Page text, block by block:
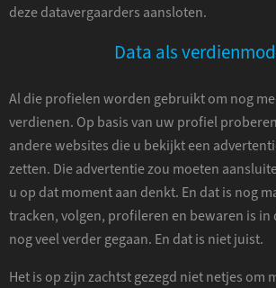
deze datavergaarders aansloten.
Data als
Al die profielen worden gebruikt om nog
verdienen. Op basis van uw profiel
andere websites die u bekijkt een
zetten. Die advertentie zou moeten
u op dat moment aan denkt. En dat is nog
tracken, volgen, profileren en bewaren is in
nog veel verder gegaan. En dat is niet juist.
Het is op zijn zachtst gezegd niet netjes om